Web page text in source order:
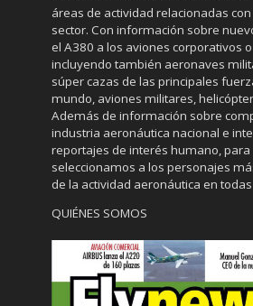
áreas de actividad relacionadas
sector. Con información sobre
el A380 a los aviones corporativos o
incluyendo también aeronaves
súper cazas de las principales
mundo, aviones militares,
Además de información sobre
industria aeronáutica nacional e
reportajes de interés humano, para
seleccionamos a los personajes
de la actividad aeronáutica en
QUIÉNES SOMOS